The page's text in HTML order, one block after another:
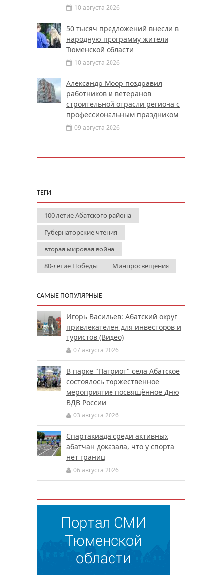
10 августа 2026
50 тысяч предложений внесли в
народную программу жители
Тюменской области
10 августа 2026
Александр Моор поздравил
работников и ветеранов
строительной отрасли региона с
профессиональным праздником
09 августа 2026
ТЕГИ
100 летие Абатского района
Губернаторские чтения
вторая мировая война
80-летие Победы
Минпросвещения
САМЫЕ ПОПУЛЯРНЫЕ
Игорь Васильев: Абатский округ
привлекателен для инвесторов и
туристов (Видео)
07 августа 2026
В парке "Патриот" села Абатское
состоялось торжественное
мероприятие посвящённое Дню
ВДВ России
03 августа 2026
Спартакиада среди активных
абатчан доказала, что у спорта
нет границ
06 августа 2026